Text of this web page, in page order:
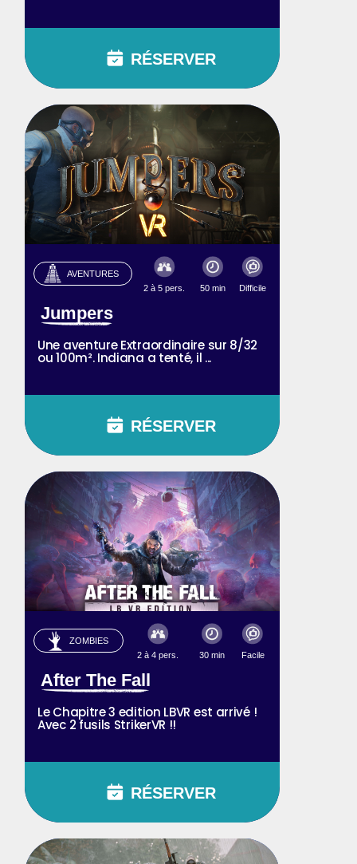
RÉSERVER
AVENTURES
2 à 5 pers.
50 min Difficile
Jumpers
Une aventure Extraordinaire sur 8/32
ou 100m². Indiana a tenté, il ...
RÉSERVER
ZOMBIES
2 à 4 pers.
30 min Facile
After The Fall
Le Chapitre 3 edition LBVR est arrivé !
Avec 2 fusils StrikerVR !!
RÉSERVER